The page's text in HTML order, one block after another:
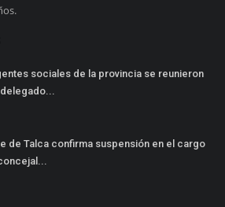
sociales de la provincia se reunieron
de Talca confirma suspensión en el cargo